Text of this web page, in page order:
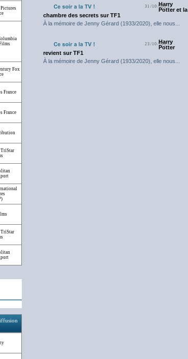
Fox
France
France
31/10/2023
Harry
Potter et la
chambre des secrets sur TF1
À la mémoire de Jenny Gérard (1933/2020), elle nous...
23/10/2023
Harry
Potter
revient sur TF1
À la mémoire de Jenny Gérard (1933/2020), elle nous...